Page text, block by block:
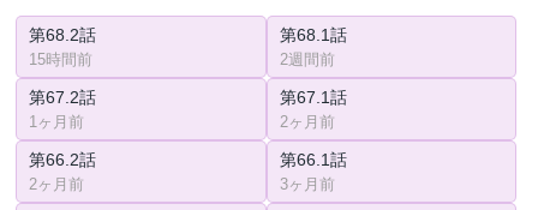
第68.2話
15時間前
第68.1話
2週間前
第67.2話
1ヶ月前
第67.1話
2ヶ月前
第66.2話
2ヶ月前
第66.1話
3ヶ月前